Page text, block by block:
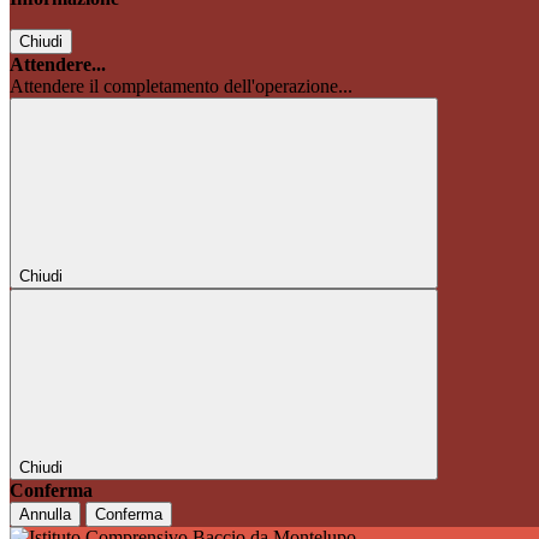
Chiudi
Attendere...
Attendere il completamento dell'operazione...
Chiudi
Chiudi
Conferma
Annulla Conferma